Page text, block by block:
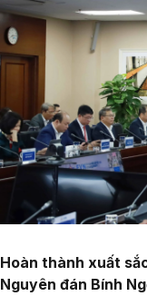
Hoàn thành xuất
Nguyên đán Bính